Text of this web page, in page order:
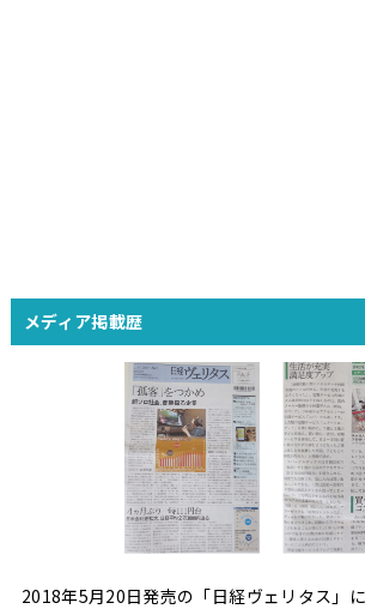
メディア掲載歴
2018年5月20日発売の「日経ヴェリタス」